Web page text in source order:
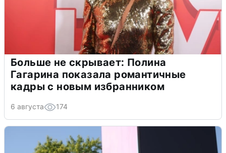
Больше не скрывает: Полина
Гагарина показала романтичные
кадры с новым избранником
6 августа 174